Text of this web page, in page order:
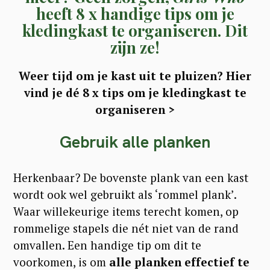
heeft 8 x handige tips om je
kledingkast te organiseren. Dit
zijn ze!
Weer tijd om je kast uit te pluizen? Hier
vind je dé 8 x tips om je kledingkast te
organiseren >
Gebruik alle planken
Herkenbaar? De bovenste plank van een kast
wordt ook wel gebruikt als ‘rommel plank’.
Waar willekeurige items terecht komen, op
rommelige stapels die nét niet van de rand
omvallen. Een handige tip om dit te
voorkomen, is om alle planken effectief te